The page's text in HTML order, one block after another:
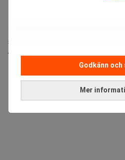
Mer
Godkänn och
själva fundamentet för landets
förtroendet från de superrika.